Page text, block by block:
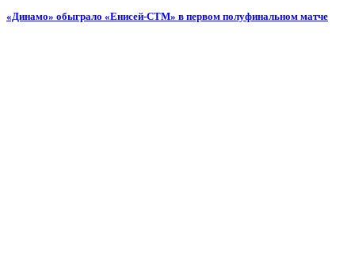
«Динамо» обыграло «Енисей-СТМ» в первом полуфинальном матче